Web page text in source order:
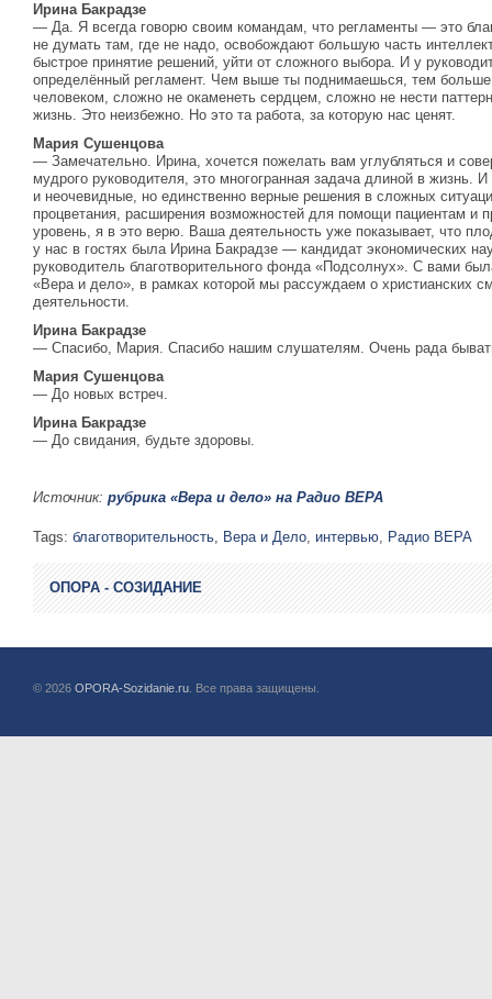
Ирина Бакрадзе
— Да. Я всегда говорю своим командам, что регламенты — это
не думать там, где не надо, освобождают большую часть
быстрое принятие решений, уйти от сложного выбора. И у
определённый регламент. Чем выше ты поднимаешься, тем
человеком, сложно не окаменеть сердцем, сложно не нести
жизнь. Это неизбежно. Но это та работа, за которую нас ценят.
Мария Сушенцова
— Замечательно. Ирина, хочется пожелать вам углубляться и
мудрого руководителя, это многогранная задача длиной в жизнь. И
и неочевидные, но единственно верные решения в сложных
процветания, расширения возможностей для помощи пациентам и
уровень, я в это верю. Ваша деятельность уже показывает, что
у нас в гостях была Ирина Бакрадзе — кандидат экономических
руководитель благотворительного фонда «Подсолнух». С вами
«Вера и дело», в рамках которой мы рассуждаем о христианских
деятельности.
Ирина Бакрадзе
— Спасибо, Мария. Спасибо нашим слушателям. Очень рада
Мария Сушенцова
— До новых встреч.
Ирина Бакрадзе
— До свидания, будьте здоровы.
Источник: рубрика «Вера и дело» на Радио ВЕРА
Tags: благотворительность, Вера и Дело, интервью, Радио ВЕРА
ОПОРА - СОЗИДАНИЕ
© 2026 OPORA-Sozidanie.ru . Все права защищены.